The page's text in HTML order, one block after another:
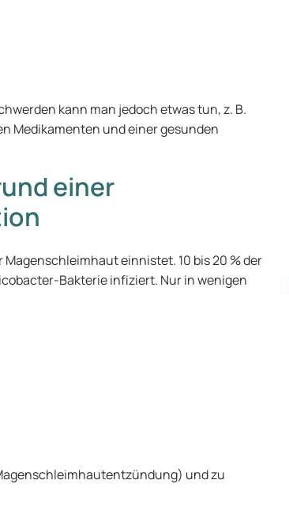
kann man jedoch etwas tun, z. B.
Medikamenten und einer gesunden
einer
einnistet. 10 bis 20 % der
Bakterie infiziert. Nur in wenigen
und zu